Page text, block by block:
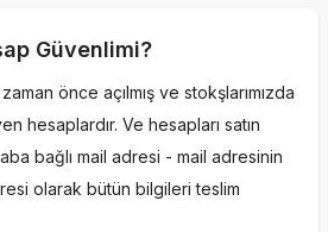
Güvenlimi?
önce açılmış ve stokşlarımızda
hesaplardır. Ve hesapları satın
bağlı mail adresi - mail adresinin
olarak bütün bilgileri teslim